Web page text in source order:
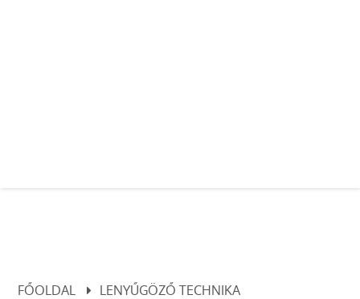
FŐOLDAL
LENYŰGÖZŐ TECHNIKA